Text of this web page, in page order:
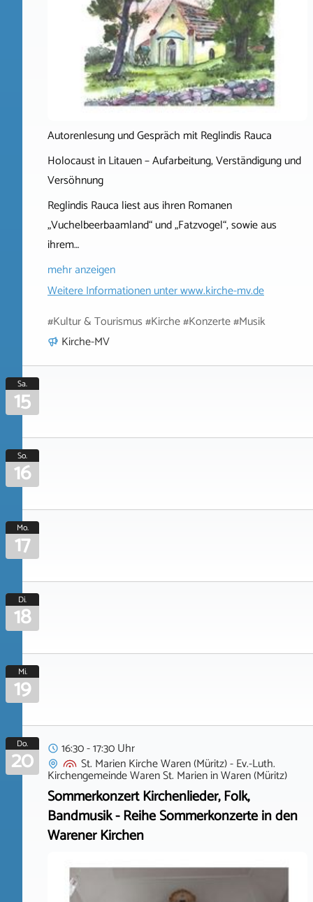
Autorenlesung und Gespräch mit Reglindis Rauca
Holocaust in Litauen – Aufarbeitung, Verständigung und
Versöhnung
Reglindis Rauca liest aus ihren Romanen
„Vuchelbeerbaamland“ und „Fatzvogel“, sowie aus
ihrem…
mehr anzeigen
Weitere Informationen unterwww.kirche-mv.de
#Kultur & Tourismus #Kirche #Konzerte #Musik
Kirche-MV
Sa.
15
So.
16
Mo.
17
Di.
18
Mi.
19
Do.
20
16:30 - 17:30 Uhr
St. Marien Kirche Waren (Müritz) - Ev.-Luth.
Kirchengemeinde Waren St. MarieninWaren (Müritz)
Sommerkonzert Kirchenlieder, Folk,
Bandmusik - Reihe Sommerkonzerte in den
Warener Kirchen